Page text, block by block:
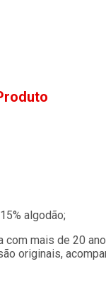
algodão;
com mais de 20
originais,